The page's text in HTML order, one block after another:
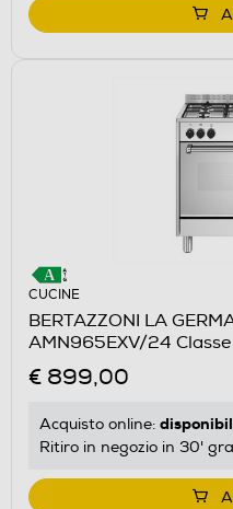
CUCINE
BERTAZZONI LA
AMN965EXV/24
€ 899,00
Acquisto online:
Ritiro in negozio in 30'